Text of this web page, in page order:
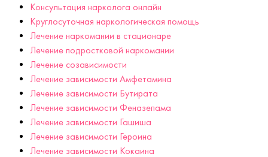
Консультация нарколога онлайн
Круглосуточная наркологическая помощь
Лечение наркомании в стационаре
Лечение подростковой наркомании
Лечение созависимости
Лечение зависимости Амфетамина
Лечение зависимости Бутирата
Лечение зависимости Феназепама
Лечение зависимости Гашиша
Лечение зависимости Героина
Лечение зависимости Кокаина